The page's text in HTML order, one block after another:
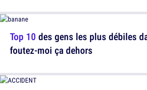
Top 10 des gens les plus débiles
foutez-moi ça dehors